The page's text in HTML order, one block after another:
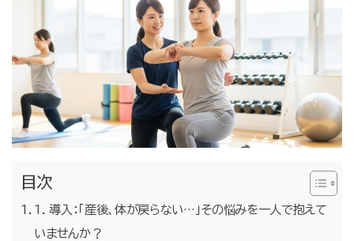
目次
1. 導入：「産後、体が戻らない…」その悩みを一人で抱えて
いませんか？